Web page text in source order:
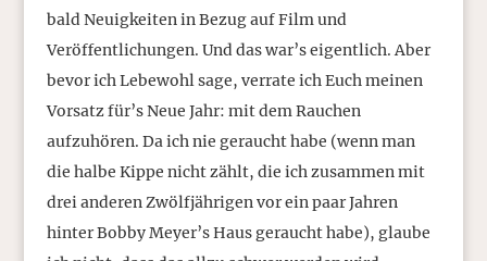
bald Neuigkeiten in Bezug auf Film und
Veröffentlichungen. Und das war’s eigentlich. Aber
bevor ich Lebewohl sage, verrate ich Euch meinen
Vorsatz für’s Neue Jahr: mit dem Rauchen
aufzuhören. Da ich nie geraucht habe (wenn man
die halbe Kippe nicht zählt, die ich zusammen mit
drei anderen Zwölfjährigen vor ein paar Jahren
hinter Bobby Meyer’s Haus geraucht habe), glaube